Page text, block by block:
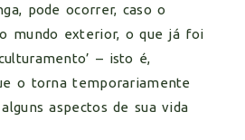
pode ocorrer, caso o
mundo exterior, o que já foi
– isto é,
o torna temporariamente
aspectos de sua vida